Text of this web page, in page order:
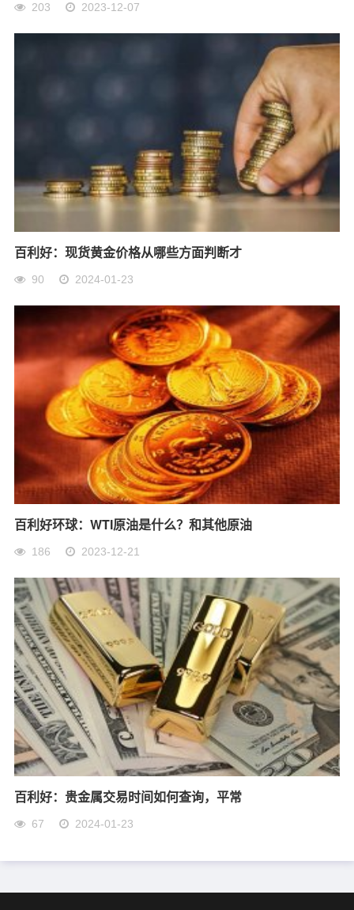
203 2023-12-07
百利好：现货黄金价格从哪些方面判断才
90 2024-01-23
百利好环球：WTI原油是什么？和其他原油
186 2023-12-21
百利好：贵金属交易时间如何查询，平常
67 2024-01-23